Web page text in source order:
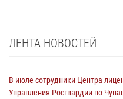
ЛЕНТА НОВОСТЕЙ
В июле сотрудники Центра
Управления Росгвардии по